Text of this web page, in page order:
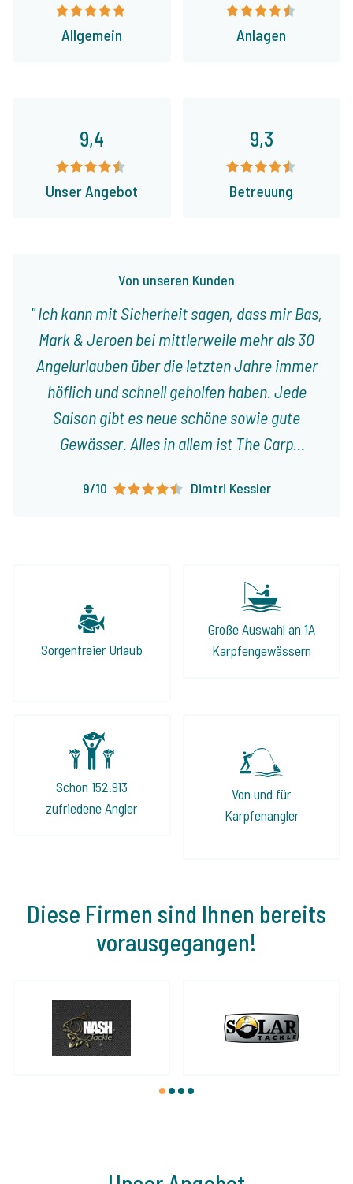
Allgemein Anlagen
Von unseren Kunden
Ich kann mit Sicherheit sagen, dass mir Bas,
Mark & Jeroen bei mittlerweile mehr als 30
Angelurlauben über die letzten Jahre immer
höflich und schnell geholfen haben. Jede
Saison gibt es neue schöne sowie gute
Gewässer. Alles in allem ist The Carp
vertrauenswürdige Firma, bei der ich immer
9/10 Dimtri Kessler
9,4
Unser Angebot
9,3
Betreuung
Sorgenfreier Urlaub
Große Auswahl an 1A
Karpfengewässern
Schon 152.913
zufriedene Angler
Von und für
Karpfenangler
Diese Firmen sind Ihnen bereits
vorausgegangen!
1 2 3 4